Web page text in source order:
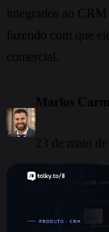
integrados ao
fazendo com que
comercial.
Marlos
23 de maio